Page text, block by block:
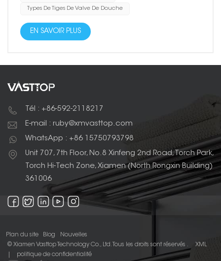
Types De Tiges De Valve De Douche
EN SAVOIR PLUS
Tél : +86-592-2118217
E-mail : ruby@xmvasttop.com
WhatsApp : +86 15750793798
Unit 707, 7th Floor, No.8 Xinfeng 2nd Road, Torch Park,
Torch Hi-Tech Zone, Xiamen (North Rongxin Building)
361006
Plan du site Blog
Nouvelles
© Xiamen Vasttop Technology Co., Ltd. Tous les droits sont réservés .
XML
politique de confidentialité